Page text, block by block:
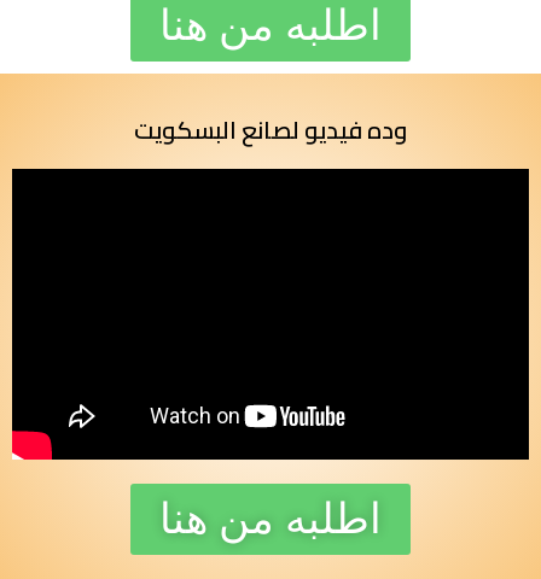
اطلبه من هنا
وده فيديو لصانع البسكويت
اطلبه من هنا